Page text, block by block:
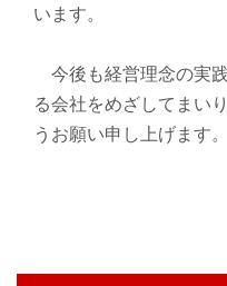
います。
今後も経営理念の実
る会社をめざしてまい
うお願い申し上げます。